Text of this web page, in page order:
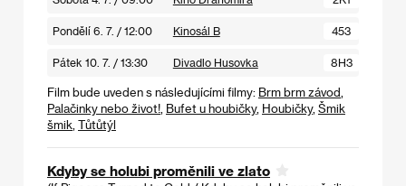
Pondělí 6. 7. / 12:00 Kinosál B 453
Pátek 10. 7. / 13:30 Divadlo Husovka 8H3
Film bude uveden s následujícími filmy: Brm brm závod
Palačinky nebo život! Bufet u houbičky, Houbičky, Šmik
šmik Tůtůtýl
Kdyby se holubi proměnili ve zlato